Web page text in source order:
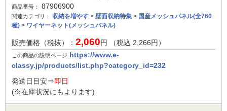
商品番号： 87906900
関連カテゴリ： 収納を増やす > 壁面収納特集 > 国産メッシュパネル(全760
種) > ワイヤーネット(メッシュパネル)
販売価格（税抜）： 2,060円 （税込 2,266円）
この商品の説明ページ https://www.e-
classy.jp/products/list.php?category_id=232
発送日目安⇒即日
(※在庫状況にもよります)